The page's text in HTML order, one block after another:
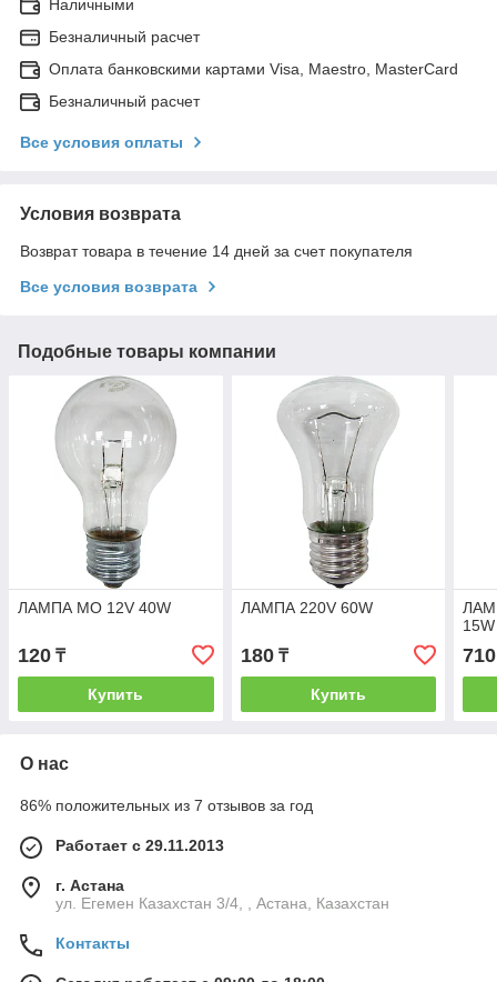
Наличными
Безналичный расчет
Оплата банковскими картами Visa, Maestro, MasterCard
Безналичный расчет
Все условия оплаты
Условия возврата
Возврат товара в течение 14 дней за счет покупателя
Все условия возврата
Подобные товары компании
ЛАМПА МО 12V 40W
120 ₸
Купить
ЛАМПА 220V 60W
180₸
Купить
710
О нас
86% положительных из 7 отзывов за год
Работает с 29.11.2013
г. Астана
ул. Егемен Казахстан 3/4, , Астана, Казахстан
Контакты